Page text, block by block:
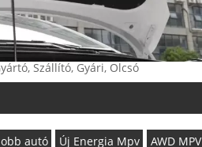
Szállító, Gyári, Olcsó
autó Új Energia Mpv AWD MPV